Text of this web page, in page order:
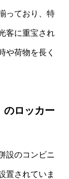
っており、特
客に重宝され
や荷物を長く
のロッカー
設のコンビニ
置されていま